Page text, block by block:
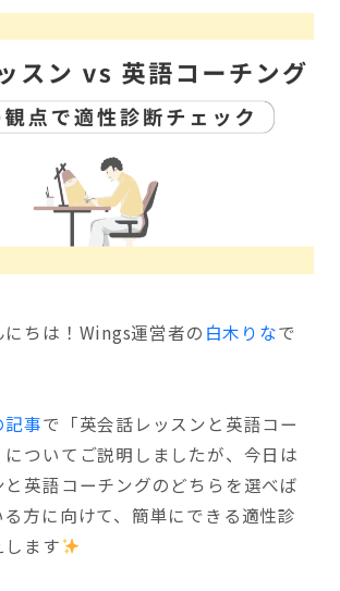
ちは！Wings運営者の 白木りなで
記事で「英会話レッスンと英語コー
ついてご説明しましたが、今日は
英語コーチングのどちらを選べば
方に向けて、簡単にできる適性診
ます